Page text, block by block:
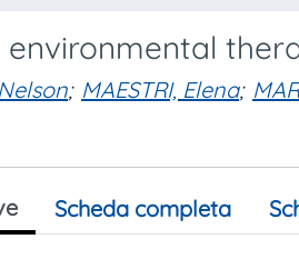
environmental
; MAESTRI, Elena;
Scheda completa